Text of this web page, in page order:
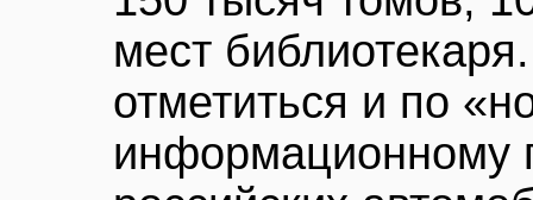
мест
отметиться и по
информационному